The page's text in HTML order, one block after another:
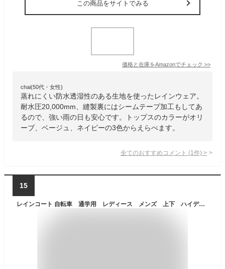
この商品をサイトでみる
価格と在庫をAmazonでチェック >>
chai(50代・女性)
蒸れにくい防水透湿性のある生地を使ったレインウェア。
耐水圧20,000mm、縫製裏にはシームテープ加工もしてあ
るので、強い雨の日も安心です。トップスのカラーがオリ
ーブ、ベージュ、ネイビーの3色からえらべます。
全てのおすすめコメント (1 件) >
15
レインコート 自転車 通学用 レディース メンズ 上下 ハイデラックスレインスーツエリート SS〜LL 自転車通学通勤 ズボン長さ調節 2段階調節 パンツ長さ調節 強力防水 総裏メッシュ 二重袖口 反射テープ 8000